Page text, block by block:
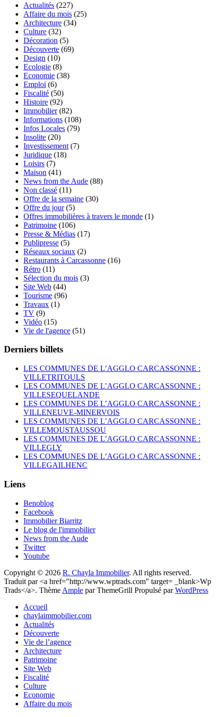
Actualités (227)
Affaire du mois (25)
Architecture (34)
Culture (32)
Décoration (5)
Découverte (69)
Design (10)
Ecologie (8)
Economie (38)
Emploi (6)
Fiscalité (50)
Histoire (92)
Immobilier(82)
Informations (108)
Infos Locales (79)
Insolite (20)
Investissement (7)
Juridique (18)
Loisirs (7)
Maison (41)
News from the Aude (88)
Non classé (11)
Offre de la semaine (30)
Offre du jour(5)
Offres immobilières à travers le monde (1)
Patrimoine (106)
Presse & Médias (17)
Publipresse (5)
Réseaux sociaux (2)
Restaurants à Carcassonne (16)
Rétro (11)
Sélection du mois (3)
Site Web (44)
Tourisme (96)
Travaux (1)
TV (9)
Vidéo (15)
Vie de l'agence (51)
Derniers billets
LES COMMUNES DE L’AGGLO CARCASSONNE :
VILLETRITOULS
LES COMMUNES DE L’AGGLO CARCASSONNE :
VILLESEQUELANDE
LES COMMUNES DE L’AGGLO CARCASSONNE :
VILLENEUVE-MINERVOIS
LES COMMUNES DE L’AGGLO CARCASSONNE :
VILLEMOUSTAUSSOU
LES COMMUNES DE L’AGGLO CARCASSONNE :
VILLEGLY
LES COMMUNES DE L’AGGLO CARCASSONNE :
VILLEGAILHENC
Liens
Benoblog
Facebook
Immobilier Biarritz
Le blog de l'immobilier
News from the Aude
Twitter
Youtube
Copyright © 2026 R. Chayla Immobilier. All rights reserved.
Traduit par <a href="http://www.wptrads.com" target= _blank>Wp
Trads</a>. Thème Ample par ThemeGrill Propulsé parWordPress
Accueil
chaylaimmobilier.com
Actualités
Découverte
Vie de l’agence
Architecture
Patrimoine
Site Web
Fiscalité
Culture
Economie
Affaire du mois